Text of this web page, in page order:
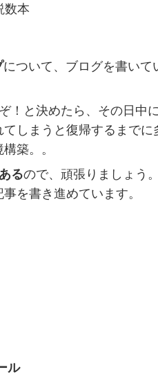
数本
について、ブログを書いて
！と決めたら、その日中
しまうと復帰するまでに
築。。
るので、頑張りましょう
を書き進めています。
ル